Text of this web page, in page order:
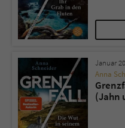
Januar
Anna
(Jahn